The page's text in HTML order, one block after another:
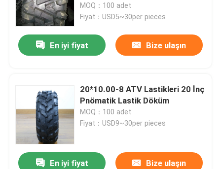
MOQ：100 adet
Fiyat：USD5~30per pieces
En iyi fiyat Bize ulaşın
20*10.00-8 ATV Lastikleri 20 İnç
Pnömatik Lastik Döküm
MOQ：100 adet
Fiyat：USD9~30per pieces
En iyi fiyat Bize ulaşın